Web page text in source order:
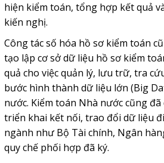
hiện kiểm toán, tổng hợp kết quả
kiến nghị.
Công tác số hóa hồ sơ kiểm toán
tạo lập cơ sở dữ liệu hồ sơ kiểm
quả cho việc quản lý, lưu trữ, tra
bước hình thành dữ liệu lớn (Big
nước. Kiểm toán Nhà nước cũng
triển khai kết nối, trao đổi dữ liệu
ngành như Bộ Tài chính, Ngân
quy chế phối hợp đã ký.